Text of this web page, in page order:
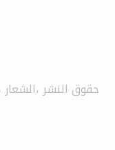
حقوق النشر ،الشعار